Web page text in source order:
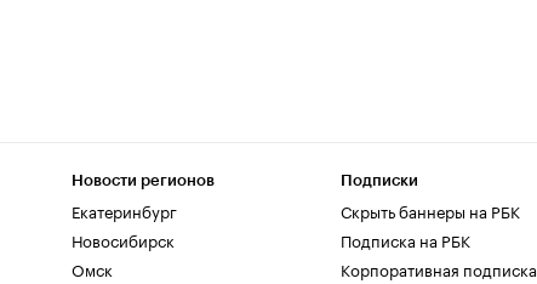
Новости регионов
Екатеринбург
Новосибирск
Омск
Подписки
Скрыть баннеры на РБК
Подписка на РБК
Корпоративная подписка